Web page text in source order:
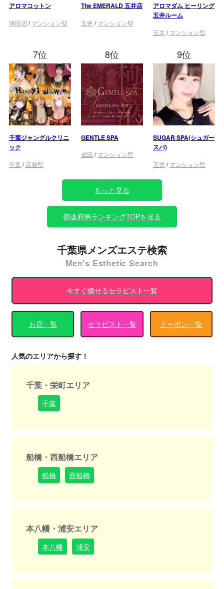
アロマコットン
津田沼 /マンション型
The EMERALD 五井店
五井/マンション型
アロマダム ヒーリング
五井ルーム
五井/マンション型
7位
千葉ジャングルクリニ
ック
千葉/店舗型
8位
GENTLE SPA
成田 /マンション型
9位
SUGAR SPA(シュガー
スパ)
五井/マンション型
もっと見る
都道府県ランキングTOPを見る
千葉県メンズエステ検索
Men's Esthetic Search
今すぐ癒せるセラピスト一覧
お店一覧 セラピスト一覧 クーポン一覧
人気のエリアから探す！
千葉・栄町エリア
千葉
船橋・西船橋エリア
船橋 西船橋
本八幡・浦安エリア
本八幡 浦安